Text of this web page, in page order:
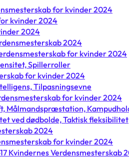
for kvinder 2024
kvinder 2024
2024
2024
for kvinder 2024
Spillerroller
for kvinder 2024
Tilpasningsevne
for kvinder 2024
Målmandspræstation,
ved dødbolde, Taktisk fleksibilitet
2024
for kvinder 2024
Kvindernes Verdensmesterskab